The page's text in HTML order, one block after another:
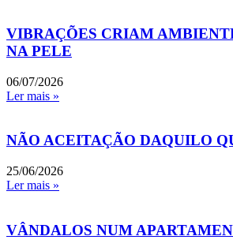
VIBRAÇÕES CRIAM
NA PELE
06/07/2026
Ler mais »
NÃO ACEITAÇÃO DAQUILO
25/06/2026
Ler mais »
VÂNDALOS NUM